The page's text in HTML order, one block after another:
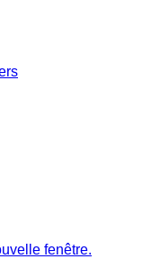
fenêtre.